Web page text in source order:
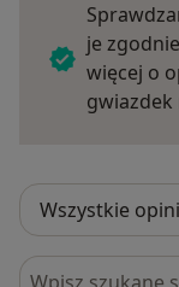
je
więcej o
gwiazdek
Szukaj w